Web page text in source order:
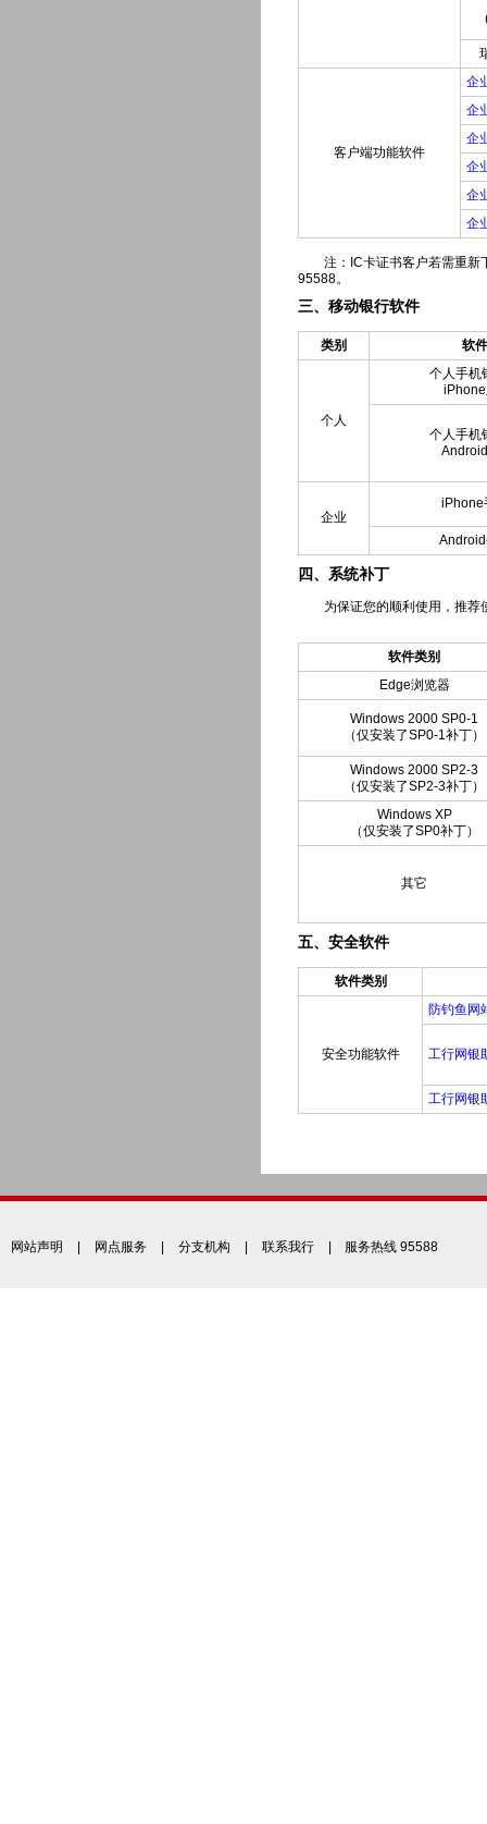
客户端功能软件
企
企
企
企
企
企
注：IC卡证书客户若需重新下
95588。
三、移动银行软件
类别 软
个人
个人手机
个人手机
企业
iPhone
四、系统补丁
为保证您的顺利使用，推荐
软件类别
Edge浏览器
Windows 2000 SP0-1
（仅安装了SP0-1补丁）
Windows 2000 SP2-3
（仅安装了SP2-3补丁）
Windows XP
（仅安装了SP0补丁）
其它
五、安全软件
软件类别
安全功能软件
防钓鱼网
工行网银
工行网银
网站声明 网点服务 分支机构 联系我行 | 服务热线 95588